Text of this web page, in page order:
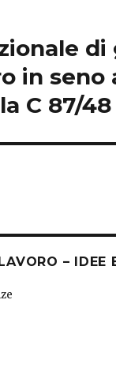
in seno
C 87/48
– IDEE